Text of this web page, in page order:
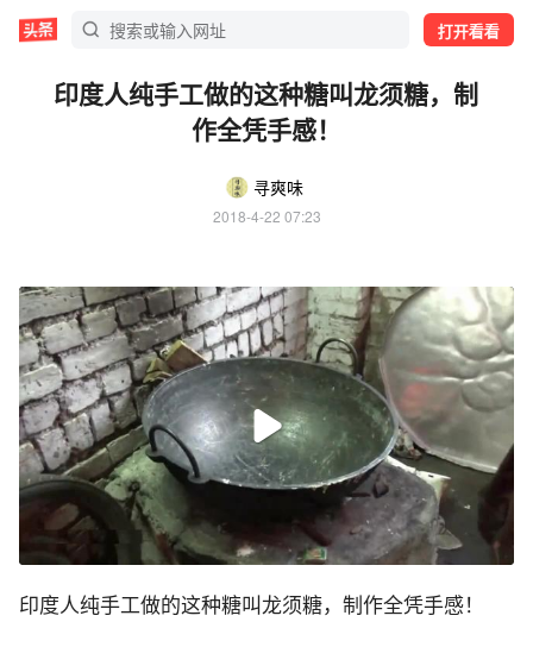
打开看看
印度人纯手工做的这种糖叫龙须糖，制
作全凭手感！
寻爽味
2018-4-22 07:23
印度人纯手工做的这种糖叫龙须糖，制作全凭手感！